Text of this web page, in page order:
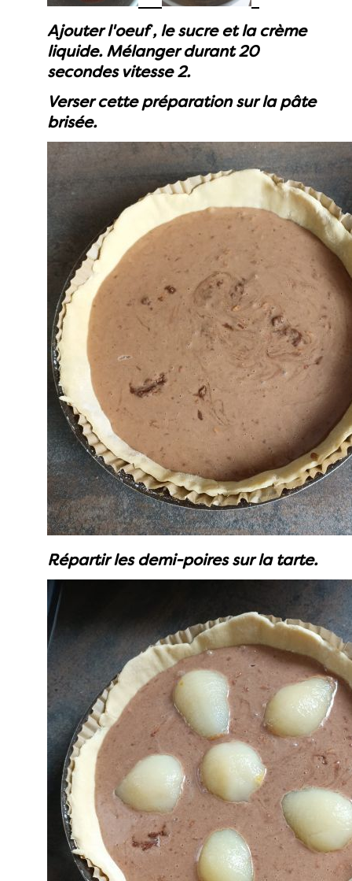
Ajouter l'oeuf , le sucre et la crème
liquide. Mélanger durant 20
secondes vitesse 2.
Verser cette préparation sur la pâte
brisée.
Répartir les demi-poires sur la tarte.